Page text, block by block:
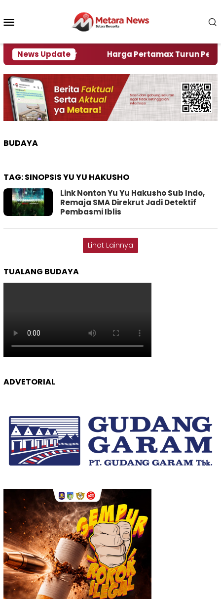
konten
News Update
Krisi Air Harga Pertamax Turun Per Hari
BUDAYA
TAG:SINOPSIS YU YU HAKUSHO
Link Nonton Yu Yu Hakusho Sub Indo,
Remaja SMA Direkrut Jadi Detektif
Pembasmi Iblis
Lihat Lainnya
TUALANG BUDAYA
ADVETORIAL